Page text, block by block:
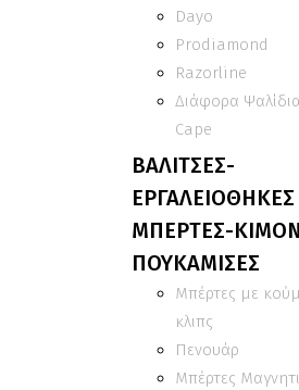
Dayo
Prodiamond
Razorline
Διάφορα
Cape
ΒΑΛΙΤΣΕΣ-
ΕΡΓΑΛΕΙΟΘΗΚΕΣ
ΜΠΕΡΤΕΣ-
ΠΟΥΚΑΜΙΣΕΣ
Μπέρτες με
κλιπς
Πενουάρ
Μπέρτες